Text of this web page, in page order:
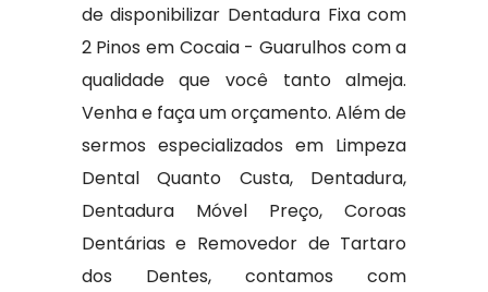
de disponibilizar Dentadura Fixa com
2 Pinos em Cocaia - Guarulhos com a
qualidade que você tanto almeja.
Venha e faça um orçamento. Além de
sermos especializados em Limpeza
Dental Quanto Custa, Dentadura,
Dentadura Móvel Preço, Coroas
Dentárias e Removedor de Tartaro
dos Dentes, contamos com